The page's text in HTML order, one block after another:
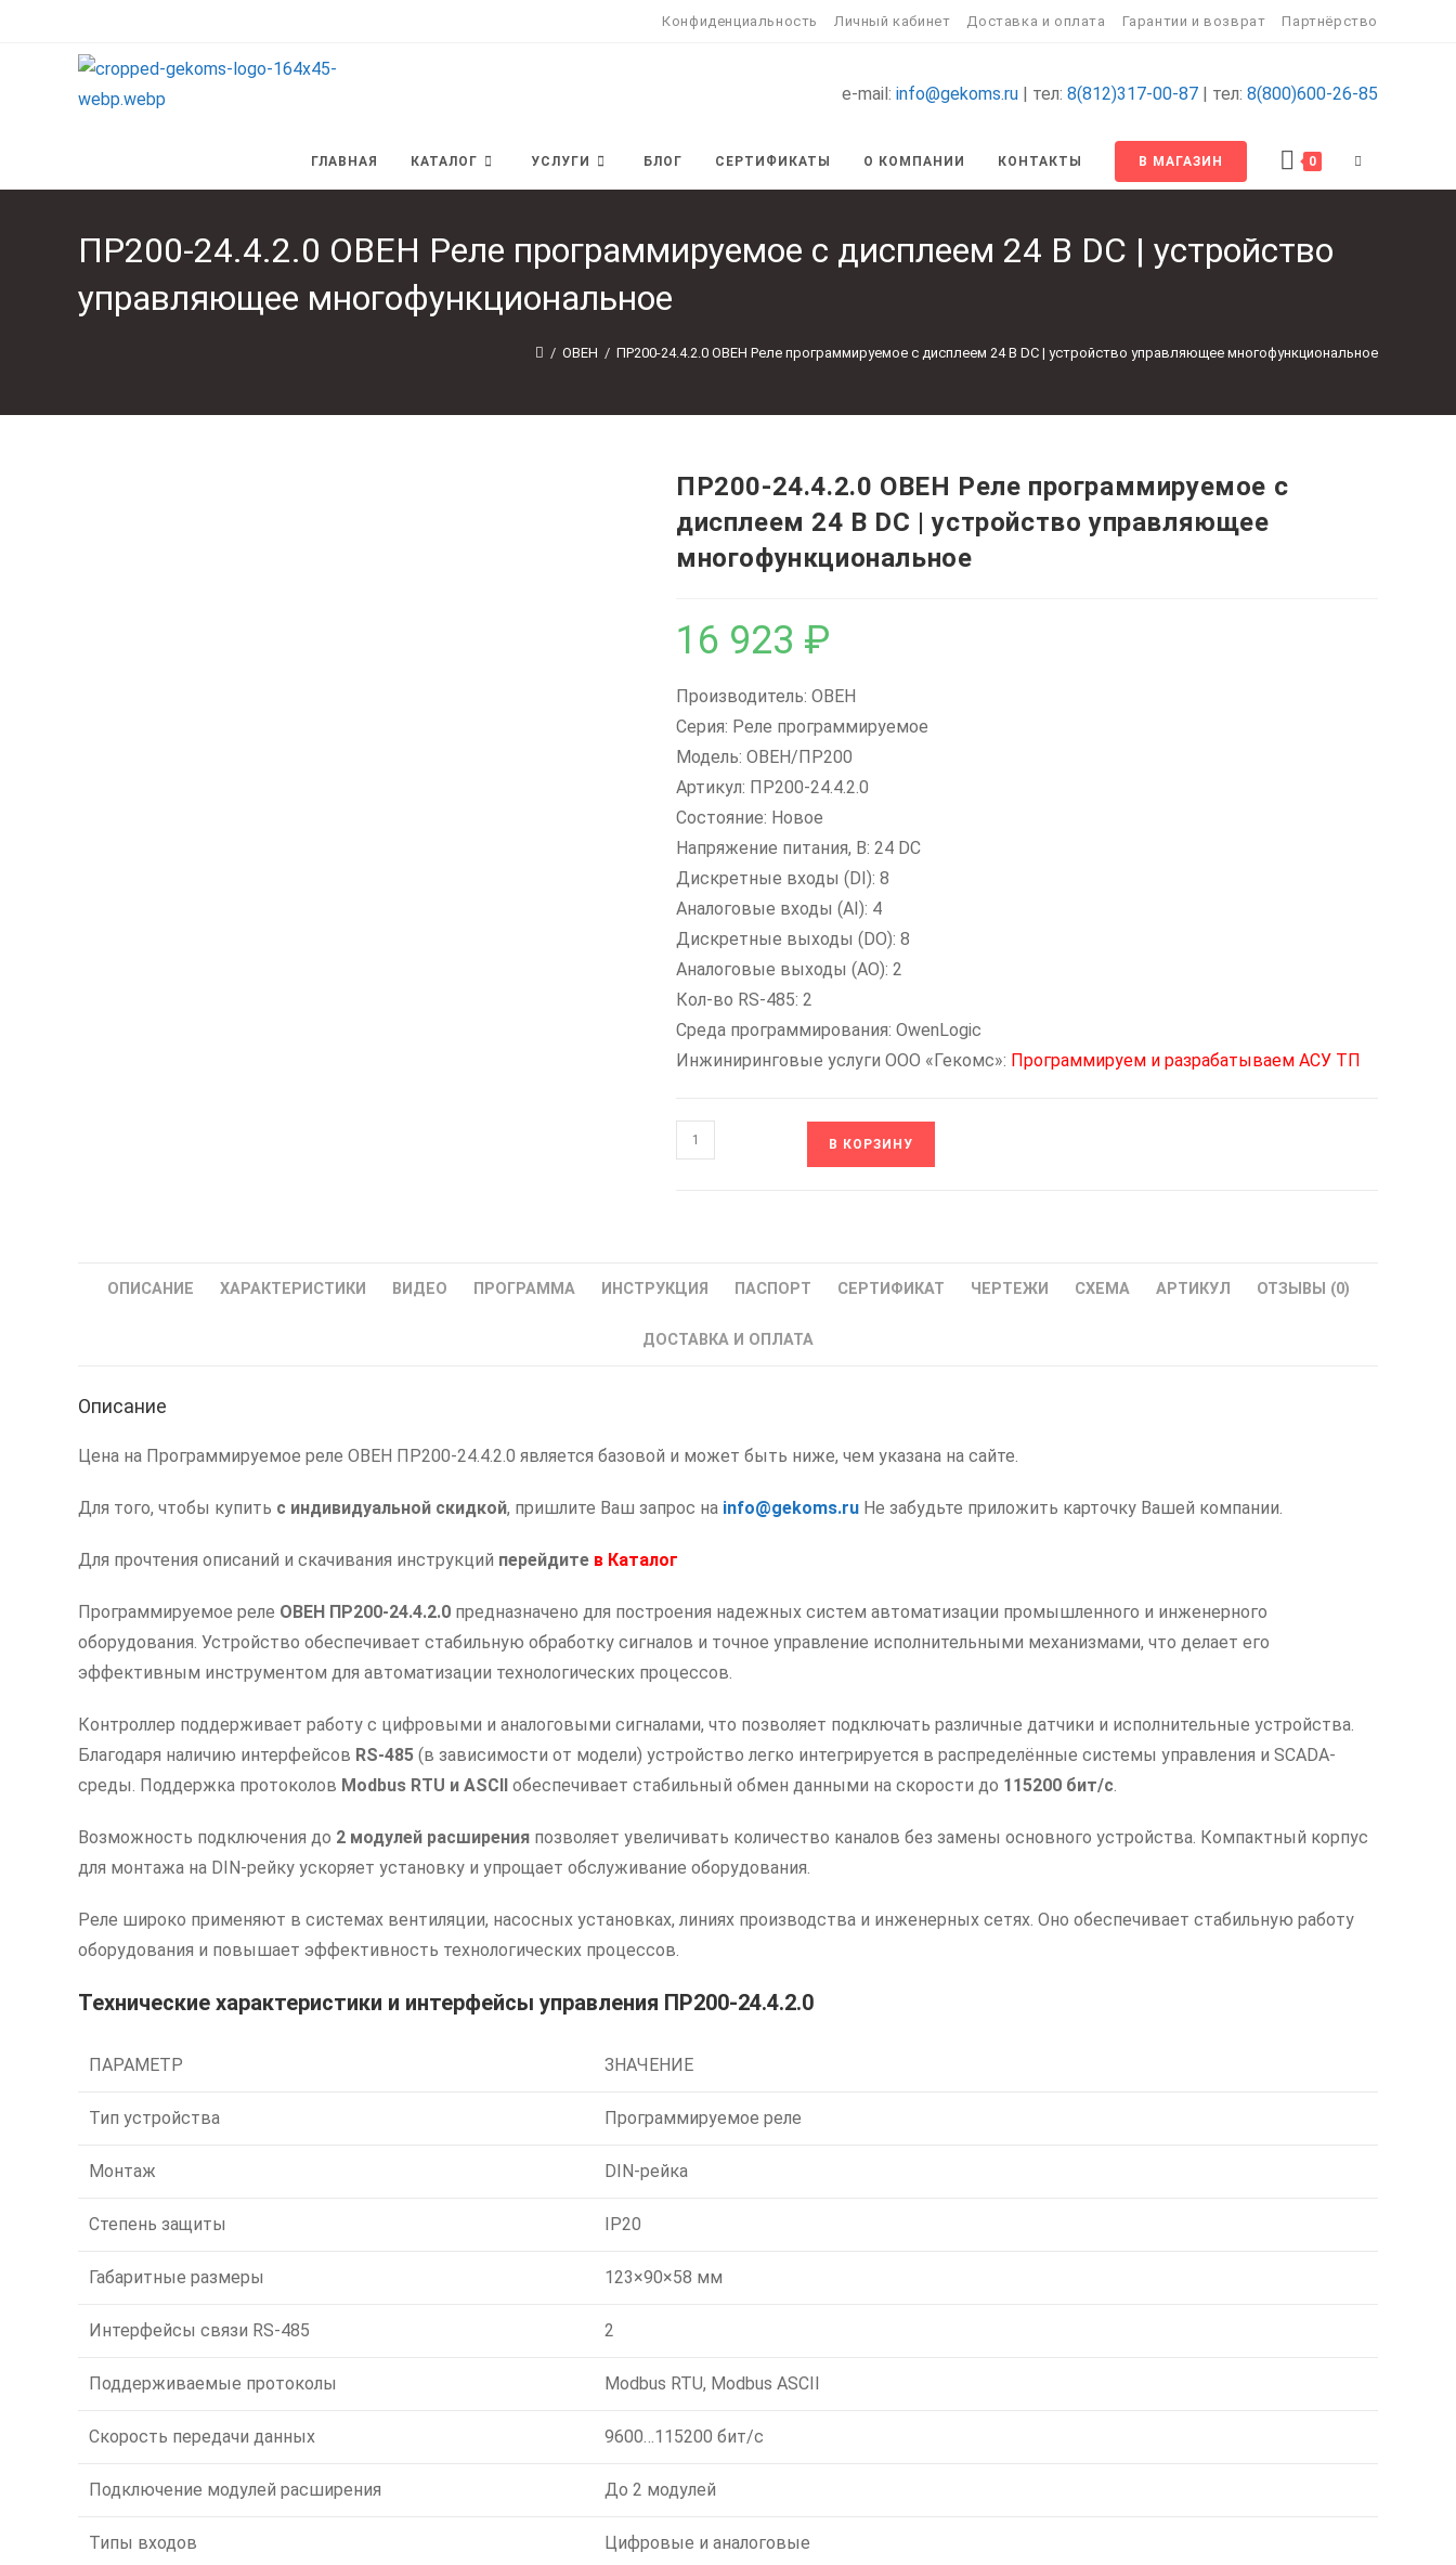
содержимому
Конфиденциальность Личный кабинет Доставка и оплата Гарантии и возврат Партнёрство
e-mail: info@gekoms.ru | тел: 8(812)317-00-87 | тел: 8(800)600-26-85
ГЛАВНАЯ КАТАЛОГ УСЛУГИ БЛОГ СЕРТИФИКАТЫ О КОМПАНИИ КОНТАКТЫ В МАГАЗИН 0
ПР200-24.4.2.0 ОВЕН Реле программируемое с дисплеем 24 В DC | устройство
управляющее многофункциональное
/ ОВЕН / ПР200-24.4.2.0 ОВЕН Реле программируемое с дисплеем 24 В DC | устройство управляющее многофункциональное
ПР200-24.4.2.0 ОВЕН Реле программируемое с
дисплеем 24 В DC | устройство управляющее
многофункциональное
16 923 ₽
Производитель: ОВЕН
Серия: Реле программируемое
Модель: ОВЕН/ПР200
Артикул: ПР200-24.4.2.0
Состояние: Новое
Напряжение питания, В: 24 DC
Дискретные входы (DI): 8
Аналоговые входы (AI): 4
Дискретные выходы (DO): 8
Аналоговые выходы (AO): 2
Кол-во RS-485: 2
Среда программирования: OwenLogic
Инжиниринговые услуги ООО «Гекомс»: Программируем и разрабатываем АСУ ТП
Количество
товара
программируемое
дисплеем
|
управляющее
В КОРЗИНУ
ОПИСАНИЕ ХАРАКТЕРИСТИКИ ВИДЕО ПРОГРАММА ИНСТРУКЦИЯ ПАСПОРТ СЕРТИФИКАТ ЧЕРТЕЖИ СХЕМА АРТИКУЛ ОТЗЫВЫ (0)
ДОСТАВКА И ОПЛАТА
Описание
Цена на Программируемое реле ОВЕН ПР200-24.4.2.0 является базовой и может быть ниже, чем указана на сайте.
Для того, чтобы купить с индивидуальной скидкой, пришлите Ваш запрос на info@gekoms.ru Не забудьте приложить карточку Вашей компании.
Для прочтения описаний и скачивания инструкций перейдите в Каталог
Программируемое реле ОВЕН ПР200-24.4.2.0 предназначено для построения надежных систем автоматизации промышленного и инженерного
оборудования. Устройство обеспечивает стабильную обработку сигналов и точное управление исполнительными механизмами, что делает его
эффективным инструментом для автоматизации технологических процессов.
Контроллер поддерживает работу с цифровыми и аналоговыми сигналами, что позволяет подключать различные датчики и исполнительные устройства.
Благодаря наличию интерфейсов RS-485 (в зависимости от модели) устройство легко интегрируется в распределённые системы управления и SCADA-
среды. Поддержка протоколов Modbus RTU и ASCII обеспечивает стабильный обмен данными на скорости до 115200 бит/с.
Возможность подключения до 2 модулей расширения позволяет увеличивать количество каналов без замены основного устройства. Компактный корпус
для монтажа на DIN-рейку ускоряет установку и упрощает обслуживание оборудования.
Реле широко применяют в системах вентиляции, насосных установках, линиях производства и инженерных сетях. Оно обеспечивает стабильную работу
оборудования и повышает эффективность технологических процессов.
Технические характеристики и интерфейсы управления ПР200-24.4.2.0
ПАРАМЕТР ЗНАЧЕНИЕ
Тип устройства Программируемое реле
Монтаж DIN-рейка
Степень защиты IP20
Габаритные размеры 123×90×58 мм
Интерфейсы связи RS-485 2
Поддерживаемые протоколы Modbus RTU, Modbus ASCII
Скорость передачи данных 9600…115200 бит/с
Подключение модулей расширения До 2 модулей
Типы входов Цифровые и аналоговые